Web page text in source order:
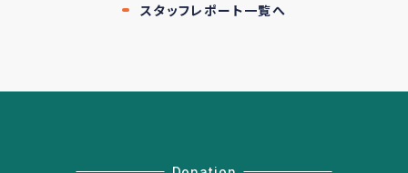
スタッフレポート一覧へ